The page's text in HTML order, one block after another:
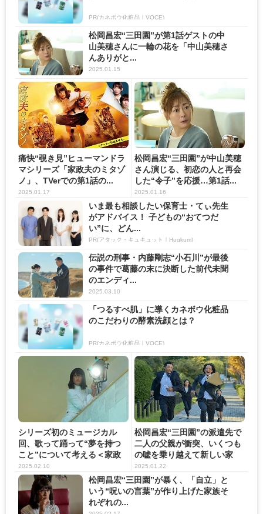
PR(カネボウ化粧品｜VOCE)
松岡昌宏“三田園”が第1話ゲストの中
山美穂さんに一輪の花を「中山美穂さ
んありがと...
2025.01.15
痛快“覗き見”ヒューマンドラ
マシリーズ「家政夫のミタゾ
ノ」、TVerでの第1話の...
2025.01.17
松岡昌宏“三田園”が中山美穂
さん演じる、初恋の人と再会
した“令子”を応援…第1話...
2025.01.16
いま最も相談したい保育士・てぃ先生
がアドバイス！ 子どもの“おてつだ
い”に、どん...
PR(アタック・キュキュット｜Hugkum)
伝説の刑事・内藤剛志“小石川”が最後
の事件で葛藤の末に決断した前代未聞
のエンディ...
2025.03.10
「つるすべ肌」に導くカネボウ化粧品
のこだわりの酵素洗顔とは？
PR(カネボウ化粧品｜VOCE)
シリーズ初のミュージカル
回、歌って踊って“夢を持つ
こと”について考える＜家政
夫の...
2025.02.10
松岡昌宏“三田園”の派遣先で
二人の父親が衝突、いくつも
の嘘を乗り越えて新しい家
族...
2025.01.22
松岡昌宏“三田園”が暴く、「自立」と
いう“呪いの言葉”が作り上げた家族そ
れぞれの...